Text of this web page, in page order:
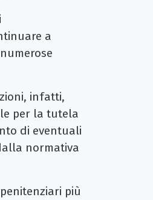
a
infatti,
per la tutela
di eventuali
normativa
più